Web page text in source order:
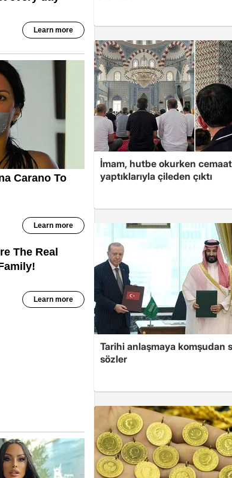
İmam, hutbe okurken
yaptıklarıyla çileden çıktı
Tarihi anlaşmaya komşudan
sözler